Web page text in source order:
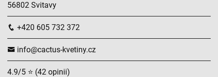
56802 Svitavy
+420 605 732 372
info@cactus-kvetiny.cz
4.9/5 ⭐ (42 opinii)